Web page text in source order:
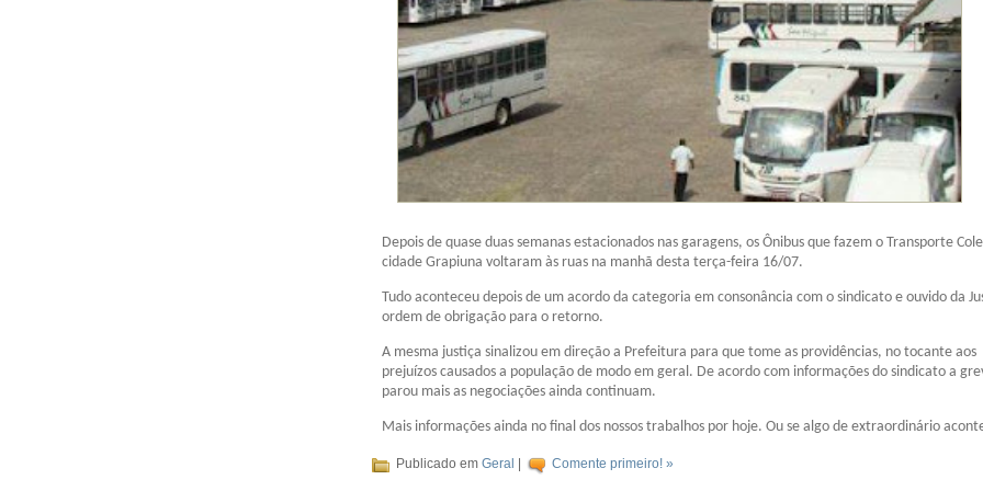
Depois de quase duas semanas estacionados nas garagens, os Ônibus que fazem o Transporte
cidade Grapiuna voltaram às ruas na manhã desta terça-feira 16/07.
Tudo aconteceu depois de um acordo da categoria em consonância com o sindicato e ouvido da
ordem de obrigação para o retorno.
A mesma justiça sinalizou em direção a Prefeitura para que tome as providências, no tocante aos
prejuízos causados a população de modo em geral. De acordo com informações do sindicato a
parou mais as negociações ainda continuam.
Mais informações ainda no final dos nossos trabalhos por hoje. Ou se algo de extraordinário
Publicado em Geral Comente primeiro! »